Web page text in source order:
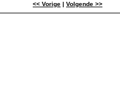
<< Vorige | Volgende >>